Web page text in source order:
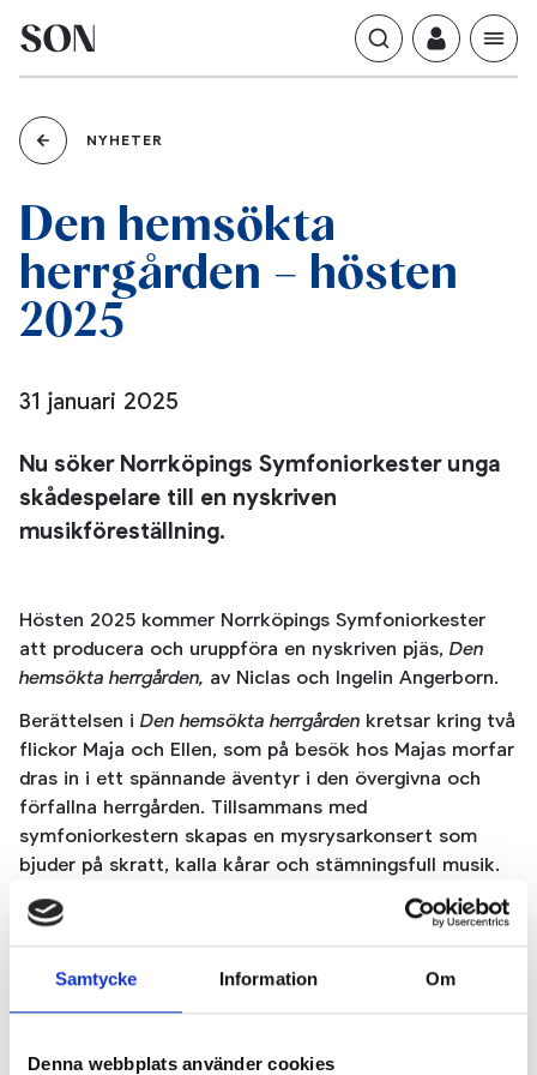
Samtycke Information Om
Denna webbplats använder cookies
NYHETER
Den hemsökta
herrgården – hösten
2025
31 januari 2025
Nu söker Norrköpings Symfoniorkester unga
skådespelare till en nyskriven
musikföreställning.
Hösten 2025 kommer Norrköpings Symfoniorkester
att producera och uruppföra en nyskriven pjäs, Den
hemsökta herrgården, av Niclas och Ingelin Angerborn.
Berättelsen i Den hemsökta herrgården kretsar kring två
flickor Maja och Ellen, som på besök hos Majas morfar
dras in i ett spännande äventyr i den övergivna och
förfallna herrgården. Tillsammans med
symfoniorkestern skapas en mysrysarkonsert som
bjuder på skratt, kalla kårar och stämningsfull musik.
Ingelin Angerborn är barnboksförfattaren som är känd
hängivna läsare. Flera böcker har spelats som
hennes bok med samma namn. Niclas Angerborn är